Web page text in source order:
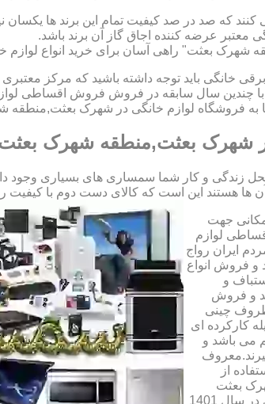
کنند که صد در صد کیفیت تمام این برند ها
معتبر عرضه کننده اجاق گاز آن برند باشد.
شهرک بعثت" راهی آسان برای خرید انواع لوازم
خانگی باید توجه داشته باشید که مرکز
با چندین سال سابقه در فروش فروش اقساطی
به فروشگاه لوازم خانگی در شهرک بعثت,منطقه
شهرک بعثت,منطقه شهرک
و کار شما سمساری های بسیاری وجود
این است که کالای دست دوم با کیفیت را با قیمت مناسب
جهت
لوازم
ایران رواج
و فروش انواع
و
و فروش
چینی
کارکرده ای
می باشد و
از
بعثت
است.در ادامه مقاله راهنما خرید از سمساری در سال 1401